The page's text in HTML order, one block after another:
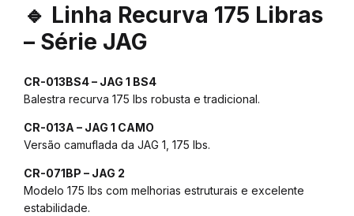
🔹 Linha Recurva 175 Libras
– Série JAG
CR-013BS4 – JAG 1 BS4
Balestra recurva 175 lbs robusta e tradicional.
CR-013A – JAG 1 CAMO
Versão camuflada da JAG 1, 175 lbs.
CR-071BP – JAG 2
Modelo 175 lbs com melhorias estruturais e excelente
estabilidade.